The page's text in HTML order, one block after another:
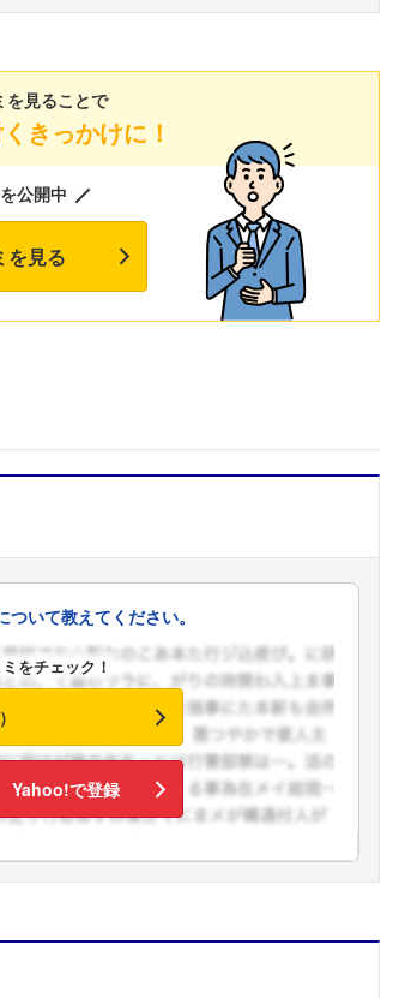
を見ることで
きっかけに！
公開中
を見る
いて教えてください。
をチェック！
Yahoo!で登録